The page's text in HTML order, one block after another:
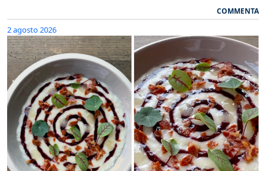
COMMENTA
2 agosto 2026